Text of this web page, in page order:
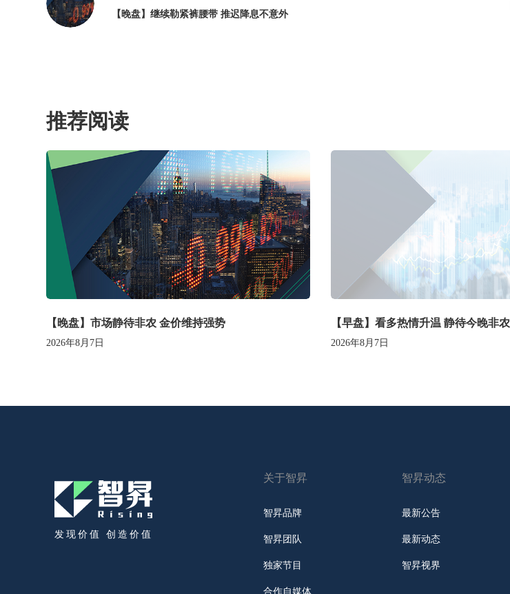
【晚盘】继续勒紧裤腰带 推迟降息不意外
推荐阅读
【晚盘】市场静待非农 金价维持强势
2026年8月7日
【早盘】看多热情升温 静待今晚非农
2026年8月7日
发现价值 创造价值
关于智昇
智昇品牌
智昇团队
独家节目
合作自媒体
智昇动态
最新公告
最新动态
智昇视界